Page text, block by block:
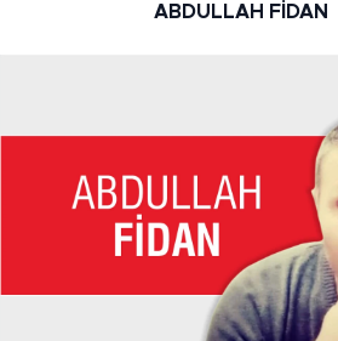
ABDULLAH FIDAN